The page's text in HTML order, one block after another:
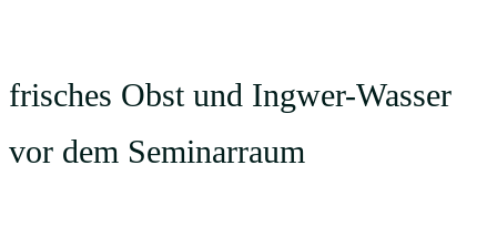
frisches Obst und Ingwer-Wasser
vor dem Seminarraum